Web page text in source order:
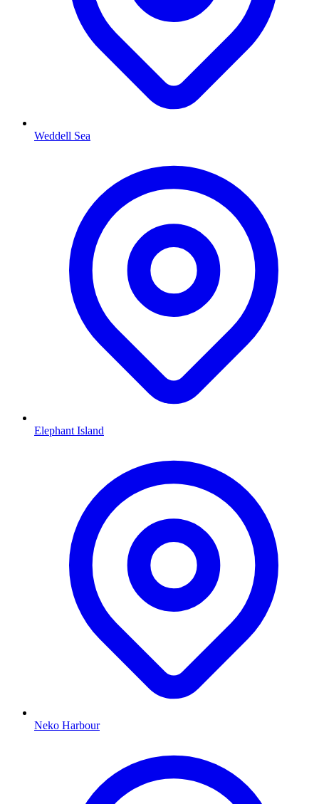
Weddell Sea
Elephant Island
Neko Harbour